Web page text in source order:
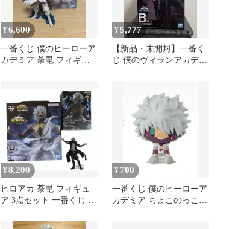
¥6,600
一番くじ 僕のヒーローア
カデミア 荼毘 フィギュ
¥5,777
【新品・未開封】一番く
じ 僕のヴィランアカデミ
¥8,200
ヒロアカ 荼毘 フィギュ
ア 3点セット 一番くじ D
¥ 700
一番くじ 僕のヒーローア
カデミア ちょこのっこフ